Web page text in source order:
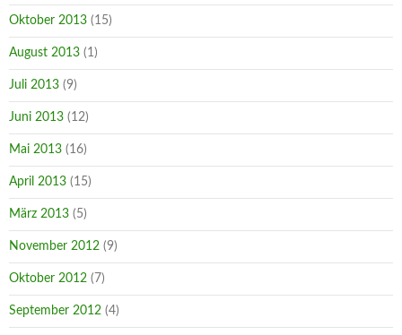
Oktober 2013 (15)
August 2013 (1)
Juli 2013 (9)
Juni 2013 (12)
Mai 2013 (16)
April 2013 (15)
März 2013 (5)
November 2012 (9)
Oktober 2012 (7)
September 2012 (4)